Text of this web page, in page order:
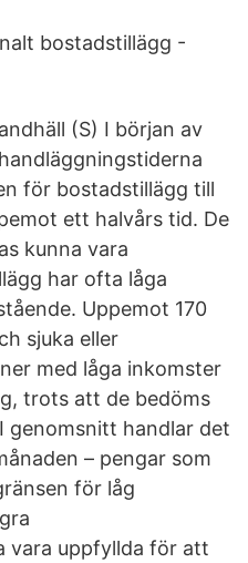
bostadstillägg -
(S) I början av
för bostadstillägg till
ett halvårs tid. De
kunna vara
har ofta låga
Uppemot 170
sjuka eller
med låga inkomster
trots att de bedöms
genomsnitt handlar det
– pengar som
för låg
vara uppfyllda för att